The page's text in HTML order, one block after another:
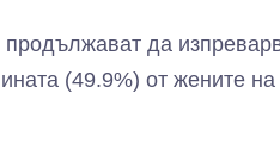
да
(49.9%) от жените